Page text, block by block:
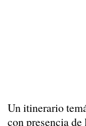
Un itinerario
con presencia de